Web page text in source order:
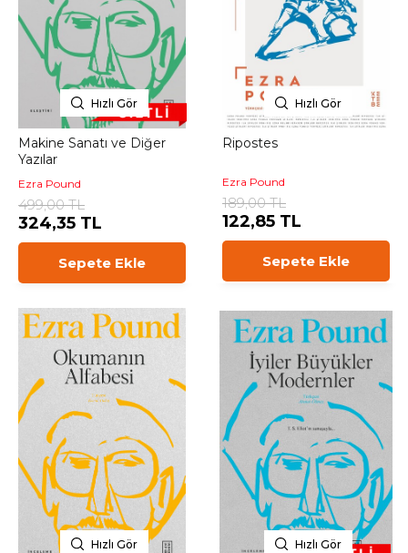
Hızlı Gör
Makine Sanatı ve Diğer
Yazılar
Ezra Pound
499,00 TL
324,35 TL
Sepete Ekle
Hızlı Gör
Ripostes
Ezra Pound
189,00 TL
122,85 TL
Sepete Ekle
Hızlı Gör Hızlı Gör